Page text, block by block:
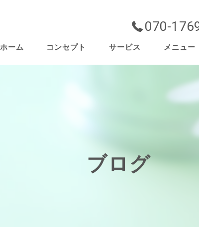
070-
ホーム コンセプト サービス メニュー
ブログ